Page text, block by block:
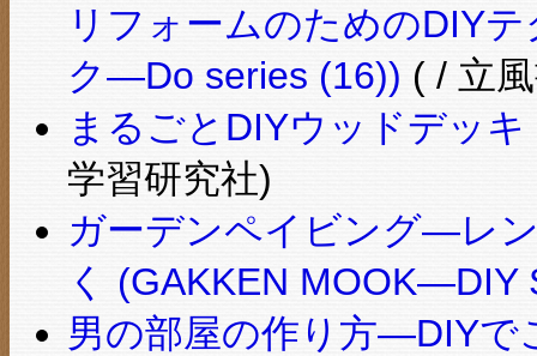
リフォームのためのDIY
ク―Do series (16)) ( / 立
まるごとDIYウッドデッ
学習研究社)
ガーデンペイビング―レ
く (GAKKEN MOOK―DIY
男の部屋の作り方―DIYで